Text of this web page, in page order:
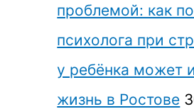
проблемой: как
психолога при
у ребёнка может
жизнь в Ростове